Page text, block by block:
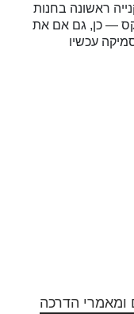
ראשונה בחנות
— כן, גם אם את
עכשיו